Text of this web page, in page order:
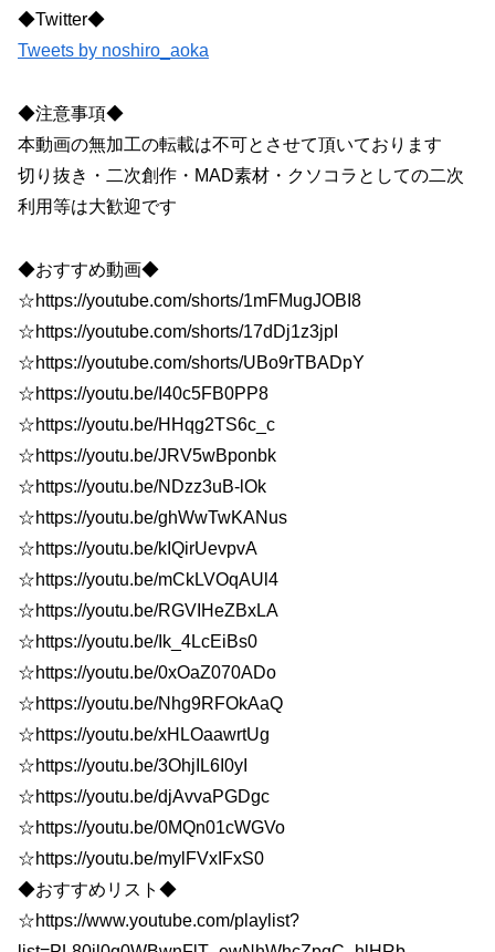
◆Twitter◆
Tweets by noshiro_aoka
◆注意事項◆
本動画の無加工の転載は不可とさせて頂いております
切り抜き・二次創作・MAD素材・クソコラとしての二次
利用等は大歓迎です
◆おすすめ動画◆
☆https://youtube.com/shorts/1mFMugJOBI8
☆https://youtube.com/shorts/17dDj1z3jpI
☆https://youtube.com/shorts/UBo9rTBADpY
☆https://youtu.be/I40c5FB0PP8
☆https://youtu.be/HHqg2TS6c_c
☆https://youtu.be/JRV5wBponbk
☆https://youtu.be/NDzz3uB-lOk
☆https://youtu.be/ghWwTwKANus
☆https://youtu.be/kIQirUevpvA
☆https://youtu.be/mCkLVOqAUl4
☆https://youtu.be/RGVIHeZBxLA
☆https://youtu.be/Ik_4LcEiBs0
☆https://youtu.be/0xOaZ070ADo
☆https://youtu.be/Nhg9RFOkAaQ
☆https://youtu.be/xHLOaawrtUg
☆https://youtu.be/3OhjIL6I0yI
☆https://youtu.be/djAvvaPGDgc
☆https://youtu.be/0MQn01cWGVo
☆https://youtu.be/mylFVxIFxS0
◆おすすめリスト◆
☆https://www.youtube.com/playlist?